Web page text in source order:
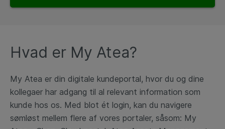
Hvad er My Atea?
My Atea er din digitale kundeportal, hvor du og dine
kollegaer har adgang til al relevant information som
kunde hos os. Med blot ét login, kan du navigere
sømløst mellem flere af vores portaler, såsom: My